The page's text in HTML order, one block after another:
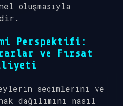
oluşmasıyla
Perspektifi:
ve Fırsat
seçimlerini ve
dağılımını nasıl